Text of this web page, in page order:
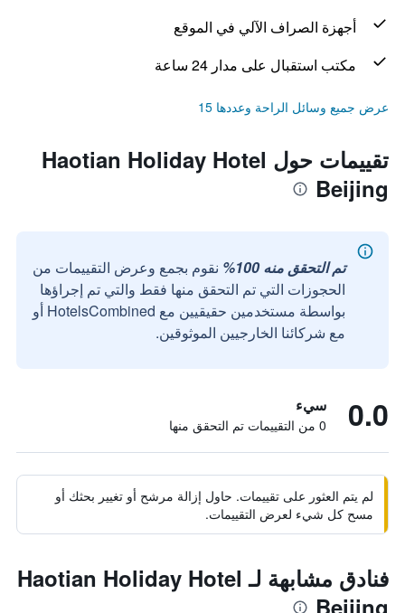
أجهزة الصراف الآلي في الموقع
مكتب استقبال على مدار 24 ساعة
عرض جميع وسائل الراحة وعددها 15
تقييمات حول Haotian Holiday Hotel
Beijing
تم التحقق منه 100%
نقوم بجمع وعرض التقييمات من
الحجوزات التي تم التحقق منها فقط والتي تم إجراؤها
بواسطة مستخدمين حقيقيين مع HotelsCombined أو
مع شركائنا الخارجيين الموثوقين.
0.0 سيء
0 من التقييمات تم التحقق منها
لم يتم العثور على تقييمات. حاول إزالة مرشح أو تغيير بحثك أو
مسح كل شيء لعرض التقييمات.
فنادق مشابهة لـ Haotian Holiday Hotel
Beijing